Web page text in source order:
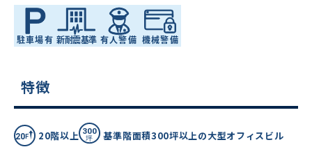
特徴
20階以上 基準階面積300坪以上の大型オフィスビル